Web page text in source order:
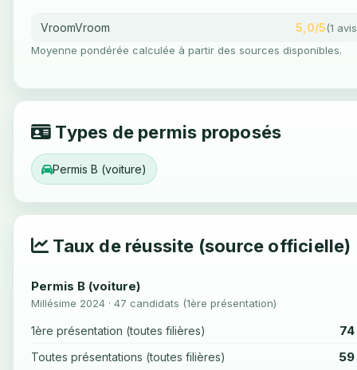
VroomVroom 5,0/5(1
Moyenne pondérée calculée à partir des sources disponibles.
Types de permis proposés
Permis B (voiture)
Taux de réussite (source officielle)
Permis B (voiture)
Millésime 2024 · 47 candidats (1ère présentation)
1ère présentation (toutes filières)
Toutes présentations (toutes filières) 59